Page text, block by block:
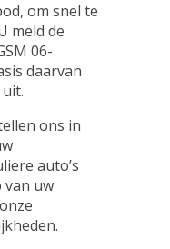
om snel te
meld de
06-
daarvan
ons in
auto’s
van uw